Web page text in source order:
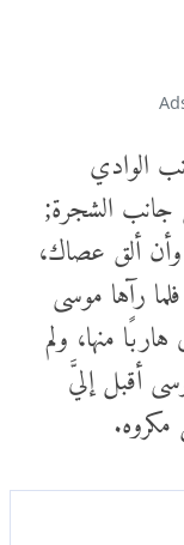
الوادي
جانب الشجرة;
وأن ألق عصاك،
رآها موسى
منها، ولم
أقبل إليَّ